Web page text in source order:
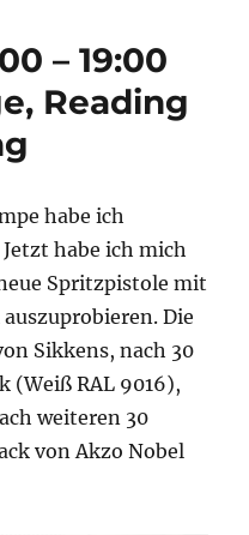
– 19:00
Reading
habe ich
habe ich mich
Spritzpistole mit
Die
Sikkens, nach 30
(Weiß RAL 9016),
weiteren 30
von Akzo Nobel